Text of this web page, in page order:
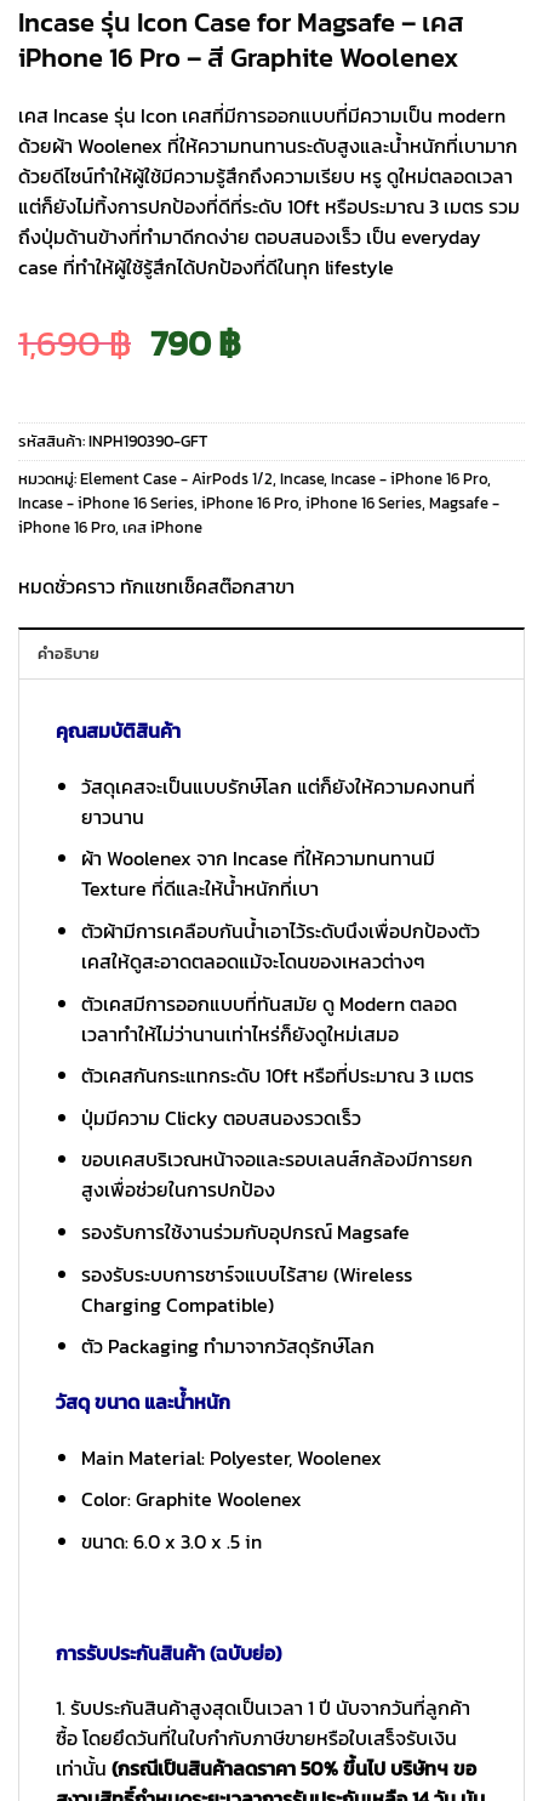
Incase รุ่น Icon Case for Magsafe – เคส
iPhone 16 Pro – สี Graphite Woolenex
เคส Incase รุ่น Icon เคสที่มีการออกแบบที่มีความเป็น modern
ด้วยผ้า Woolenex ที่ให้ความทนทานระดับสูงและน้ำหนักที่เบามาก
ด้วยดีไซน์ทำให้ผู้ใช้มีความรู้สึกถึงความเรียบ หรู ดูใหม่ตลอดเวลา
แต่ก็ยังไม่ทิ้งการปกป้องที่ดีที่ระดับ 10ft หรือประมาณ 3 เมตร รวม
ถึงปุ่มด้านข้างที่ทำมาดีกดง่าย ตอบสนองเร็ว เป็น everyday
case ที่ทำให้ผู้ใช้รู้สึกได้ปกป้องที่ดีในทุก lifestyle
1,690฿ Original
price
was:
1,690 ฿.
790฿Current
price
is:
รหัสสินค้า:INPH190390-GFT
หมวดหมู่:Element Case - AirPods 1/2, Incase, Incase - iPhone 16 Pro,
Incase - iPhone 16 Series, iPhone 16 Pro, iPhone 16 Series, Magsafe -
iPhone 16 Pro, เคส iPhone
หมดชั่วคราว ทักแชทเช็คสต๊อกสาขา
คำอธิบาย
คุณสมบัติสินค้า
วัสดุเคสจะเป็นแบบรักษ์โลก แต่ก็ยังให้ความคงทนที่
ยาวนาน
ผ้า Woolenex จาก Incase ที่ให้ความทนทานมี
Texture ที่ดีและให้น้ำหนักที่เบา
ตัวผ้ามีการเคลือบกันน้ำเอาไว้ระดับนึงเพื่อปกป้องตัว
เคสให้ดูสะอาดตลอดแม้จะโดนของเหลวต่างๆ
ตัวเคสมีการออกแบบที่ทันสมัย ดู Modern ตลอด
เวลาทำให้ไม่ว่านานเท่าไหร่ก็ยังดูใหม่เสมอ
ตัวเคสกันกระแทกระดับ 10ft หรือที่ประมาณ 3 เมตร
ปุ่มมีความ Clicky ตอบสนองรวดเร็ว
ขอบเคสบริเวณหน้าจอและรอบเลนส์กล้องมีการยก
สูงเพื่อช่วยในการปกป้อง
รองรับการใช้งานร่วมกับอุปกรณ์ Magsafe
รองรับระบบการชาร์จแบบไร้สาย (Wireless
Charging Compatible)
ตัว Packaging ทำมาจากวัสดุรักษ์โลก
วัสดุ ขนาด และน้ำหนัก
Main Material: Polyester, Woolenex
Color: Graphite Woolenex
ขนาด: 6.0 x 3.0 x .5 in
การรับประกันสินค้า (ฉบับย่อ)
1. รับประกันสินค้าสูงสุดเป็นเวลา 1 ปี นับจากวันที่ลูกค้า
ซื้อ โดยยึดวันที่ในใบกำกับภาษีขายหรือใบเสร็จรับเงิน
เท่านั้น (กรณีเป็นสินค้าลดราคา 50% ขึ้นไป บริษัทฯ ขอ